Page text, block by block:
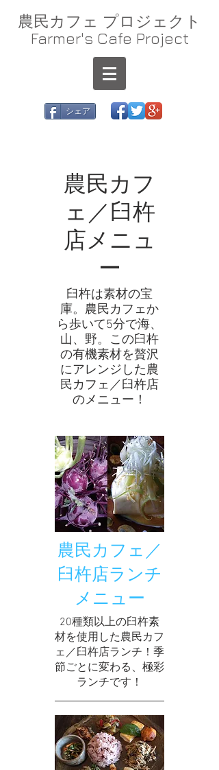
農民カフェ プロジェクト
Farmer's Cafe Project
シェア
農民カフ
ェ／臼杵
店メニュ
ー
臼杵は素材の宝
庫。農民カフェか
ら歩いて5分で海、
山、野。この臼杵
の有機素材を贅沢
にアレンジした農
民カフェ／臼杵店
のメニュー！
農民カフェ／
臼杵店ランチ
メニュー
20種類以上の臼杵素
材を使用した農民カフ
ェ／臼杵店ランチ！季
節ごとに変わる、極彩
ランチです！